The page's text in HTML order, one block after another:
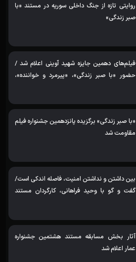
روایتی تازه از جنگ داخلی سوریه در مستند «با
صبر زندگی»
فیلم‌های دهمین جایزه شهید آوینی اعلام شد /
حضور «با صبر زندگی»، «پیرمرد و خواننده»،
«با صبر زندگی» برگزیده پانزدهمین جشنواره فیلم
مقاومت شد
بین داشتن و نداشتن امنیت، فاصله اندکی است/
گفت و گو با وحید فراهانی، کارگردان مستند
آثار بخش مسابقه مستند هشتمین جشنواره
عمار اعلام شد